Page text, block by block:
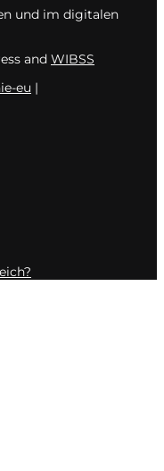
und im digitalen
and WIBSS
eu |